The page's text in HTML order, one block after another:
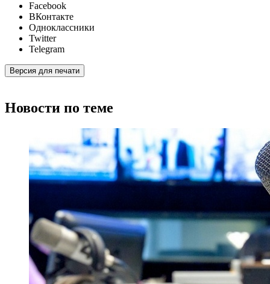
Facebook
ВКонтакте
Одноклассники
Twitter
Telegram
Версия для печати
Новости по теме